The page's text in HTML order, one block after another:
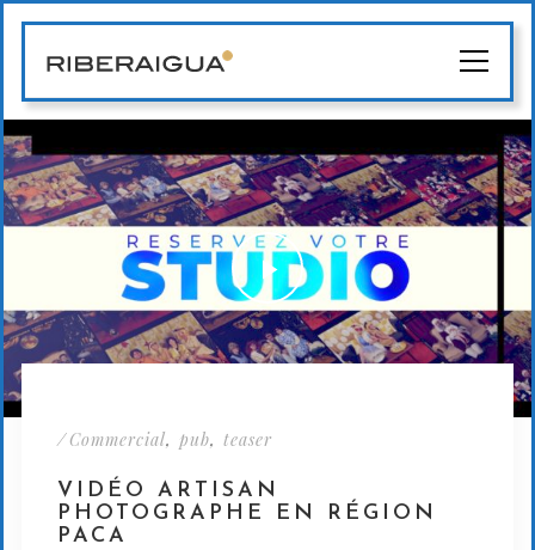
/ Commercial, pub, teaser
VIDÉO ARTISAN
PHOTOGRAPHE EN RÉGION
PACA